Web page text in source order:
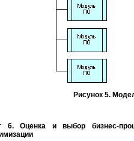
Рисунок 5.
6. Оценка и выбор бизнес-